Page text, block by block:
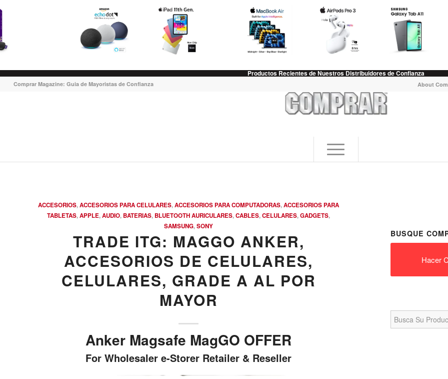
Productos Recientes de Nuestros Distribuidores de Confianza
About
Comprar Magazine: Guia de Mayoristas de Confianza
ACCESORIOS,ACCESORIOS PARA CELULARES,ACCESORIOS PARA COMPUTADORAS,ACCESORIOS PARA
TABLETAS,APPLE,AUDIO, BATERIAS, BLUETOOTH AURICULARES,CABLES,CELULARES,GADGETS,
SAMSUNG,SONY
TRADE ITG: MAGGO ANKER,
ACCESORIOS DE CELULARES,
CELULARES, GRADE A AL POR
MAYOR
Anker Magsafe MagGO OFFER
For Wholesaler e-Storer Retailer & Reseller
BUSQUE
Hacer
Search
for: